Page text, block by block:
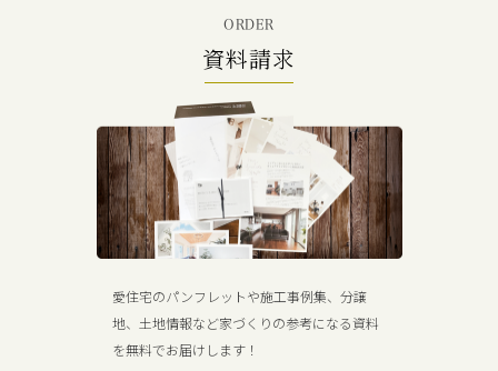
ORDER
資料請求
愛住宅のパンフレットや施工事例集、分譲
地、土地情報など家づくりの参考になる資料
を無料でお届けします！